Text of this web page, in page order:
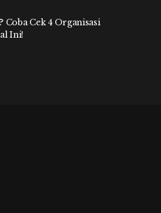
Coba Cek 4 Organisasi
Ini!